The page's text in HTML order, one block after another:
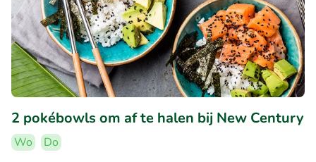
2 pokébowls om af te halen bij New Century
Wo
Do